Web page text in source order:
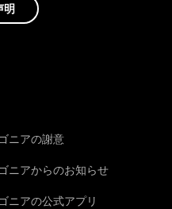
明
ニアの謝意
ニアからのお知らせ
ニアの公式アプリ